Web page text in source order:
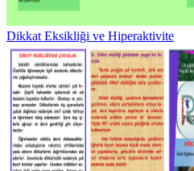
Dikkat Eksikliği ve Hiperaktivite